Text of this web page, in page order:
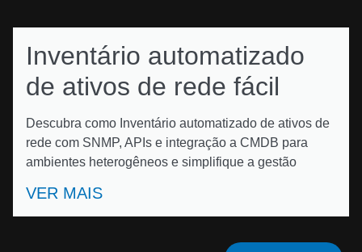
Inventário automatizado
de ativos de rede fácil
Descubra como Inventário automatizado de ativos de
rede com SNMP, APIs e integração a CMDB para
ambientes heterogêneos e simplifique a gestão
VER MAIS